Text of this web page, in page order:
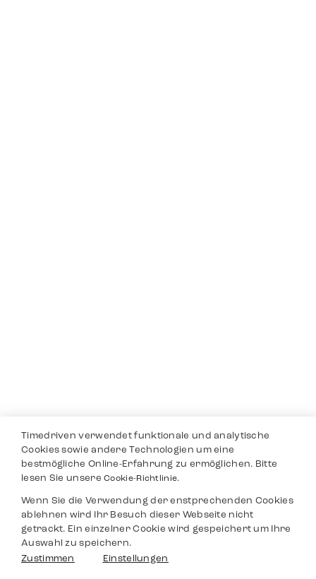
Timedriven verwendet funktionale und analytische
Cookies sowie andere Technologien um eine
bestmögliche Online-Erfahrung zu ermöglichen. Bitte
lesen Sie unsereCookie-Richtlinie.
Wenn Sie die Verwendung der enstprechenden Cookies
ablehnen wird Ihr Besuch dieser Webseite nicht
getrackt. Ein einzelner Cookie wird gespeichert um Ihre
Auswahl zu speichern.
Zustimmen
Einstellungen